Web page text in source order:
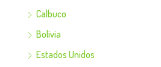
Calbuco
Bolivia
Estados Unidos